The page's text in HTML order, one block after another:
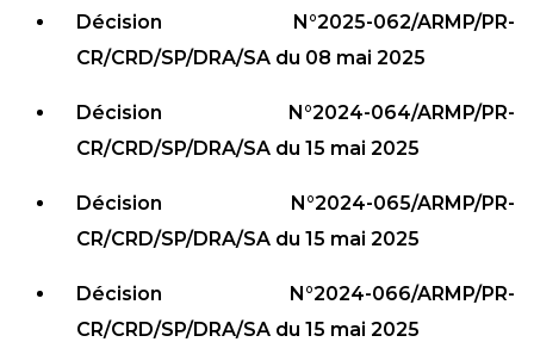
Décision N°2025-062/ARMP/PR-
CR/CRD/SP/DRA/SA du 08 mai 2025
Décision N°2024-064/ARMP/PR-
CR/CRD/SP/DRA/SA du 15 mai 2025
Décision N°2024-065/ARMP/PR-
CR/CRD/SP/DRA/SA du 15 mai 2025
Décision N°2024-066/ARMP/PR-
CR/CRD/SP/DRA/SA du 15 mai 2025